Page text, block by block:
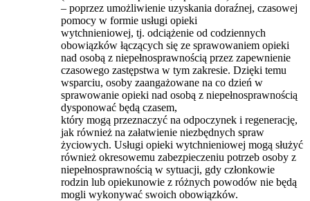
– poprzez umożliwienie uzyskania doraźnej, czasowej
pomocy w formie usługi opieki
wytchnieniowej, tj. odciążenie od codziennych
obowiązków łączących się ze sprawowaniem opieki
nad osobą z niepełnosprawnością przez zapewnienie
czasowego zastępstwa w tym zakresie. Dzięki temu
wsparciu, osoby zaangażowane na co dzień w
sprawowanie opieki nad osobą z niepełnosprawnością
dysponować będą czasem,
który mogą przeznaczyć na odpoczynek i regenerację,
jak również na załatwienie niezbędnych spraw
życiowych. Usługi opieki wytchnieniowej mogą służyć
również okresowemu zabezpieczeniu potrzeb osoby z
niepełnosprawnością w sytuacji, gdy członkowie
rodzin lub opiekunowie z różnych powodów nie będą
mogli wykonywać swoich obowiązków.